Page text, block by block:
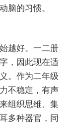
脑的习惯。
越好。一二册
，因此现在适
。作为二年级
不稳定，有声
组织思维、集
多种器官，同